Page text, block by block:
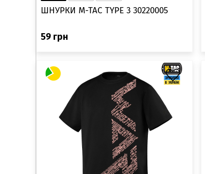
ШНУРКИ M-TAC TYPE 3 30220005
59 грн